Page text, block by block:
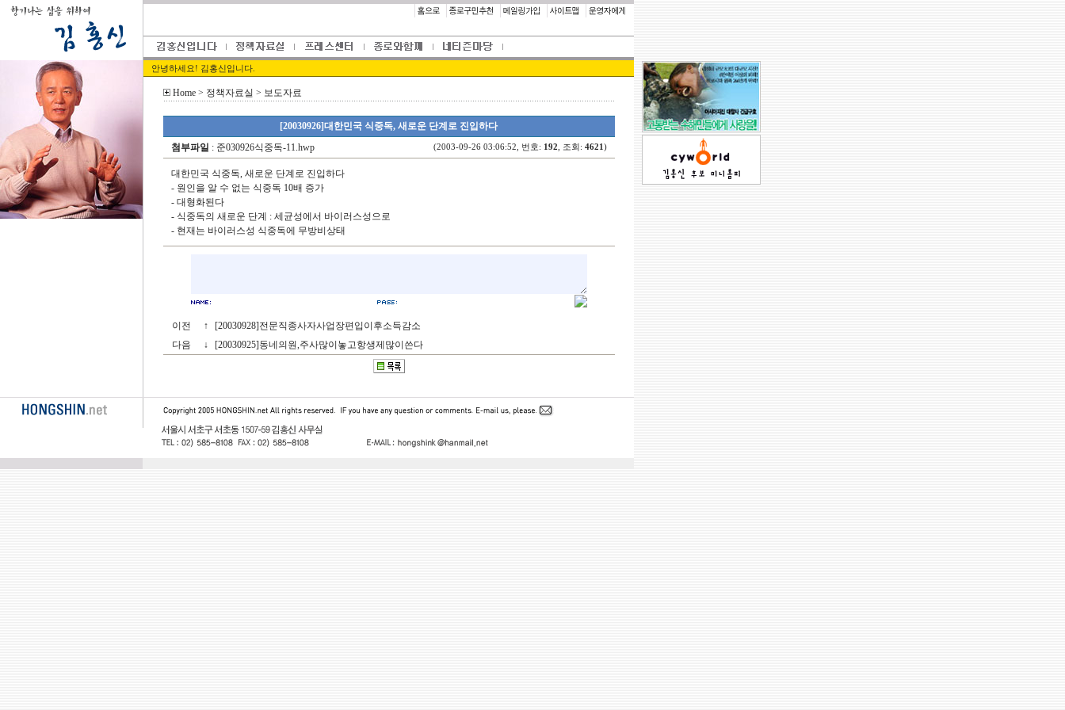
안녕하세요! 김홍신입니다.
Home> 정책자료실 > 보도자료
[20030926]대한민국 식중독, 새로운 단계로 진입하다
첨부파일 : 준030926식중독-11.hwp (2003-09-26 03:06:52, 번호: 192 , 조회: 4621 )
대한민국 식중독, 새로운 단계로 진입하다
- 원인을 알 수 없는 식중독 10배 증가
- 대형화된다
- 식중독의 새로운 단계 : 세균성에서 바이러스성으로
- 현재는 바이러스성 식중독에 무방비상태
이전 ↑
[20030928]전문직종사자사업장편입이후소득감소
다음
↓ [20030925]동네의원,주사많이놓고항생제많이쓴다